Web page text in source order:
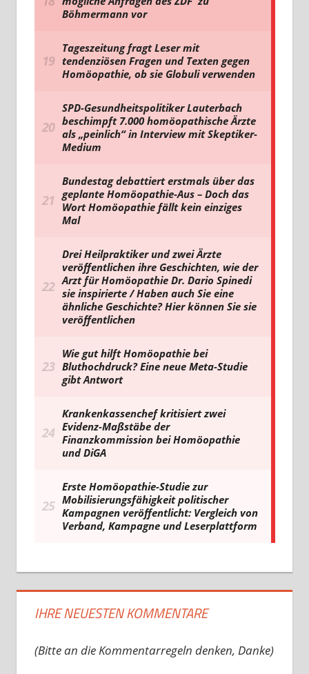
IHRE NEUESTEN KOMMENTARE
(Bitte an die Kommentarregeln denken, Danke)